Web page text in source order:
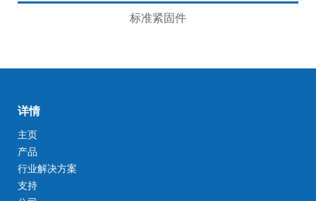
标准紧固件
详情
主页
产品
行业解决方案
支持